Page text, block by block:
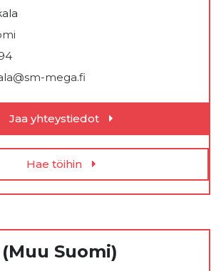
mega.fi
Jaa yhteystiedot
Hae töihin
Suomi)